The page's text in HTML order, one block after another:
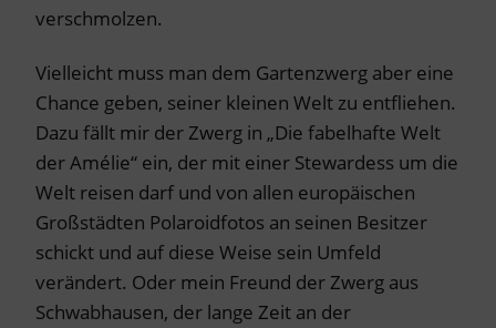
verschmolzen.
Vielleicht muss man dem Gartenzwerg aber eine
Chance geben, seiner kleinen Welt zu entfliehen.
Dazu fällt mir der Zwerg in „Die fabelhafte Welt
der Amélie“ ein, der mit einer Stewardess um die
Welt reisen darf und von allen europäischen
Großstädten Polaroidfotos an seinen Besitzer
schickt und auf diese Weise sein Umfeld
verändert. Oder mein Freund der Zwerg aus
Schwabhausen, der lange Zeit an der